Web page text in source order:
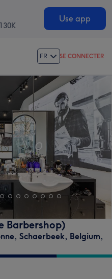
130K
Use app
FR SE CONNECTER
Barbershop)
, Schaerbeek, Belgium,